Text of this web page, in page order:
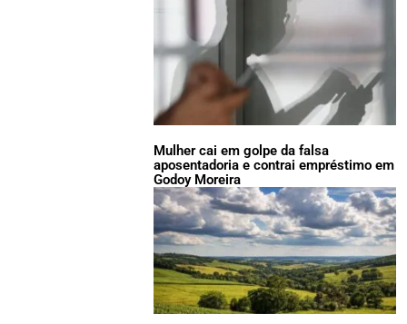
Mulher cai em golpe da falsa
aposentadoria e contrai empréstimo em
Godoy Moreira